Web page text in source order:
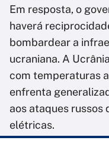
Em resposta, o
haverá
bombardear a
ucraniana. A
com temperaturas
enfrenta
aos ataques russos
elétricas.